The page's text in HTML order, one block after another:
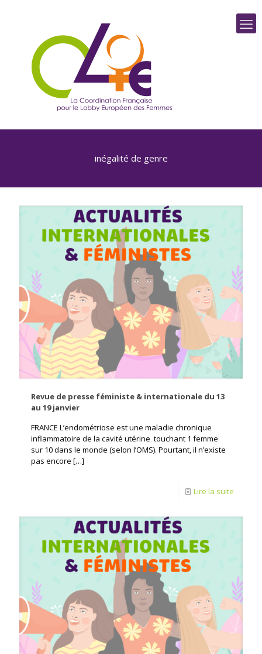
inégalité de genre
Revue de presse féministe & internationale du 13
au 19 janvier
FRANCE L’endométriose est une maladie chronique
inflammatoire de la cavité utérine touchant 1 femme
sur 10 dans le monde (selon l’OMS). Pourtant, il n’existe
pas encore […]
Lire la suite